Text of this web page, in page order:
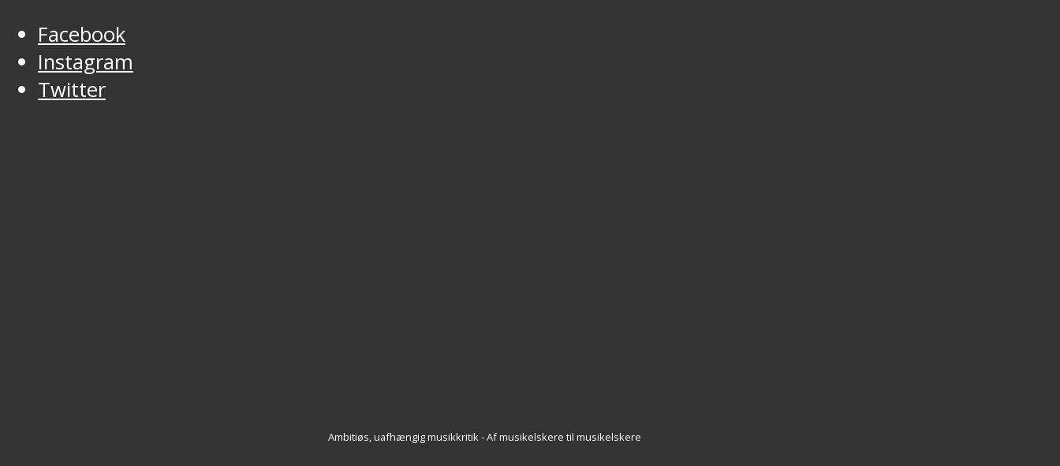
Facebook
Instagram
Twitter
Ambitiøs, uafhængig musikkritik - Af musikelskere til musikelskere